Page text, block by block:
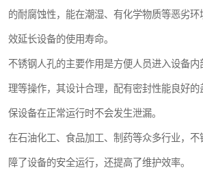
的耐腐蚀性，能在潮湿、有化学物质等恶劣
效延长设备的使用寿命。
不锈钢人孔的主要作用是方便人员进入设备
理等操作，其设计合理，配有密封性能良好
保设备在正常运行时不会发生泄漏。
在石油化工、食品加工、制药等众多行业，
障了设备的安全运行，还提高了维护效率。